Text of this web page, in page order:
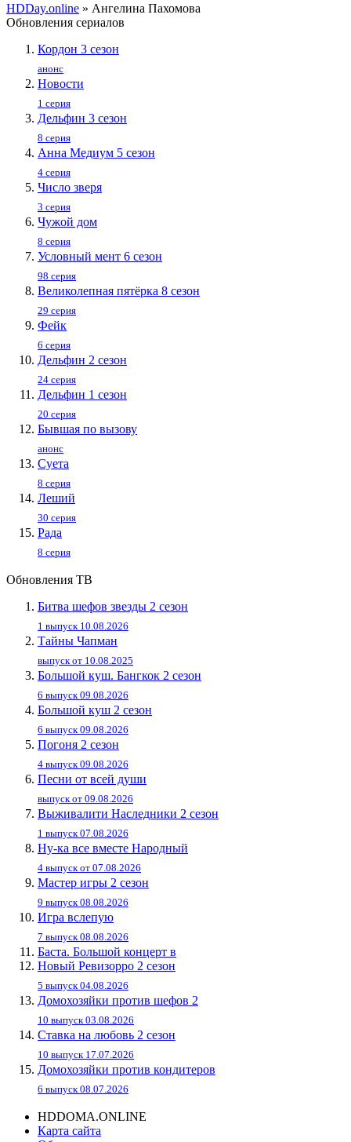
HDDay.online » Ангелина Пахомова
Обновления сериалов
Кордон 3 сезон
анонс
Новости
1 серия
Дельфин 3 сезон
8 серия
Анна Медиум 5 сезон
4 серия
Число зверя
3 серия
Чужой дом
8 серия
Условный мент 6 сезон
98 серия
Великолепная пятёрка 8 сезон
29 серия
Фейк
6 серия
Дельфин 2 сезон
24 серия
Дельфин 1 сезон
20 серия
Бывшая по вызову
анонс
Суета
8 серия
Леший
30 серия
Рада
8 серия
Обновления ТВ
Битва шефов звезды 2 сезон
1 выпуск 10.08.2026
Тайны Чапман
выпуск от 10.08.2025
Большой куш. Бангкок 2 сезон
6 выпуск 09.08.2026
Большой куш 2 сезон
6 выпуск 09.08.2026
Погоня 2 сезон
4 выпуск 09.08.2026
Песни от всей души
выпуск от 09.08.2026
Выживалити Наследники 2 сезон
1 выпуск 07.08.2026
Ну-ка все вместе Народный
4 выпуск от 07.08.2026
Мастер игры 2 сезон
9 выпуск 08.08.2026
Игра вслепую
7 выпуск 08.08.2026
Баста. Большой концерт в
Новый Ревизорро 2 сезон
5 выпуск 04.08.2026
Домохозяйки против шефов 2
10 выпуск 03.08.2026
Ставка на любовь 2 сезон
10 выпуск 17.07.2026
Домохозяйки против кондитеров
6 выпуск 08.07.2026
HDDOMA.ONLINE
Карта сайта